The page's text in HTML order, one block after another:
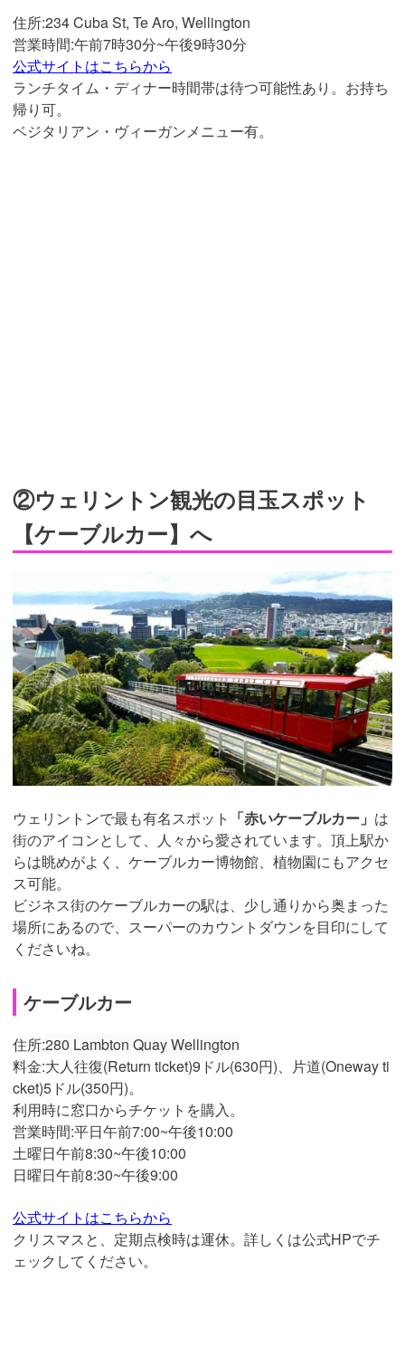
住所:234 Cuba St, Te Aro, Wellington
営業時間:午前7時30分~午後9時30分
公式サイトはこちらから
ランチタイム・ディナー時間帯は待つ可能性あり。お持ち
帰り可。
ベジタリアン・ヴィーガンメニュー有。
②ウェリントン観光の目玉スポット
【ケーブルカー】へ
ウェリントンで最も有名スポット 「赤いケーブルカー」 は
街のアイコンとして、人々から愛されています。頂上駅か
らは眺めがよく、ケーブルカー博物館、植物園にもアクセ
ス可能。
ビジネス街のケーブルカーの駅は、少し通りから奥まった
場所にあるので、スーパーのカウントダウンを目印にして
くださいね。
ケーブルカー
住所:280 Lambton Quay Wellington
料金:大人往復(Return ticket)9ドル(630円)、片道(Oneway ti
cket)5ドル(350円)。
利用時に窓口からチケットを購入。
営業時間:平日午前7:00~午後10:00
土曜日午前8:30~午後10:00
日曜日午前8:30~午後9:00
公式サイトはこちらから
クリスマスと、定期点検時は運休。詳しくは公式HPでチ
ェックしてください。